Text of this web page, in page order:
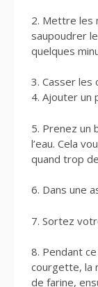
2. Mettre les
saupoudrer
quelques
3. Casser
4. Ajouter un
5. Prenez un
l’eau. Cela
quand trop
6. Dans une
7. Sortez
8. Pendant
courgette, la
de farine,